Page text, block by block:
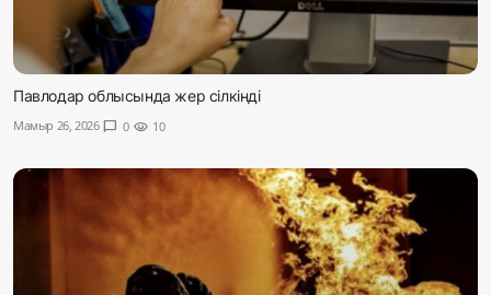
Павлодар облысында жер сілкінді
Мамыр 26, 2026 chat_bubble 0 visibility 10